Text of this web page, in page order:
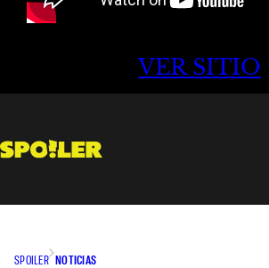
VER SITIO
SPOILER NOTICIAS